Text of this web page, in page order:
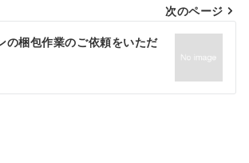
次のページ
の梱包作業のご依頼をいただ